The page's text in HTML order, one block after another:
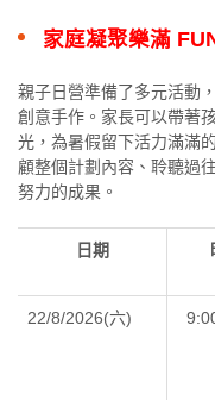
家庭凝聚樂滿
親子日營準備了多元活動
創意手作。家長可以帶著
光，為暑假留下活力滿滿
顧整個計劃內容、聆聽過
努力的成果。
日期
22/8/2026(六)